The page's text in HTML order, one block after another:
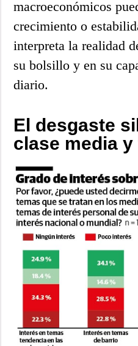
macroeconómicos
crecimiento o
interpreta la realidad
su bolsillo y en su
diario.
El desgaste
clase media